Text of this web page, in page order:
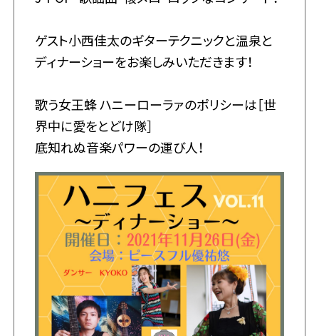
ゲスト小西佳太のギターテクニックと温泉と
ディナーショーをお楽しみいただきます！
歌う女王蜂 ハニーローラァのポリシーは［世
界中に愛をとどけ隊］
底知れぬ音楽パワーの運び人！